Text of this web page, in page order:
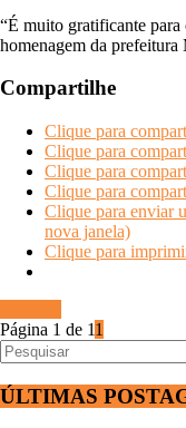
“É muito gratificante para
homenagem da
Compartilhe
Clique para
Clique para
Clique para
Clique para
Clique para enviar
nova janela)
Clique para
Página 1 de 11
ÚLTIMAS